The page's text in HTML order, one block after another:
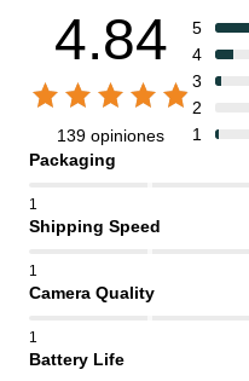
4.84
139 opiniones
5
4
3
2
1
Packaging
1
Shipping Speed
1
Camera Quality
1
Battery Life